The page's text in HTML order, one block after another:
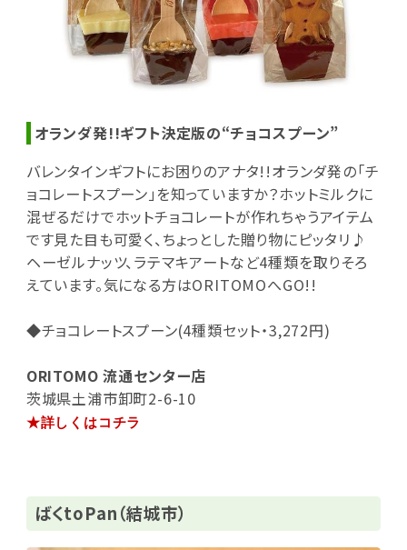
オランダ発!!ギフト決定版の“チョコスプーン”
バレンタインギフトにお困りのアナタ!!オランダ発の「チ
ョコレートスプーン」を知っていますか？ホットミルクに
混ぜるだけでホットチョコレートが作れちゃうアイテム
です見た目も可愛く、ちょっとした贈り物にピッタリ♪
ヘーゼルナッツ、ラテマキアートなど4種類を取りそろ
えています。気になる方はORITOMOへGO!!
◆チョコレートスプーン(4種類セット・3,272円)
ORITOMO 流通センター店
茨城県土浦市卸町2-6-10
★詳しくはコチラ
ばくtoPan（結城市）